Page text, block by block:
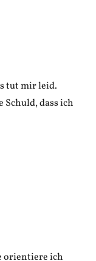
tut mir leid.
dass ich
orientiere ich